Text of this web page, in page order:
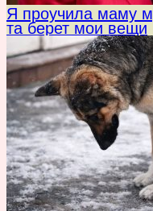
Я проучила маму
та берет мои вещи